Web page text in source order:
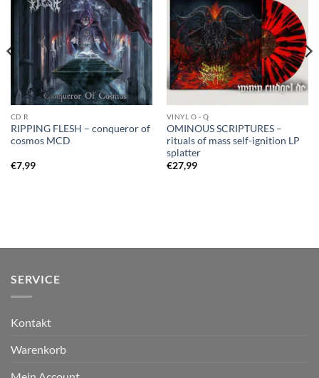
CD R
RIPPING FLESH – conqueror of
cosmos MCD
€7,99
VINYL O - Q
OMINOUS SCRIPTURES –
rituals of mass self-ignition LP
splatter
€27,99
SERVICE
Kontakt
Warenkorb